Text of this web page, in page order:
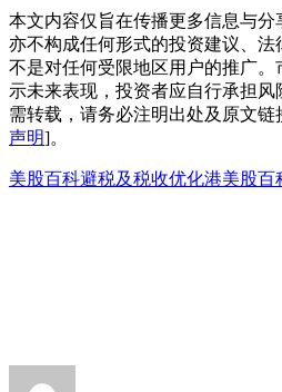
本文内容仅旨在传播更多信息与分
亦不构成任何形式的投资建议、
不是对任何受限地区用户的推广
示未来表现，投资者应自行承担
需转载，请务必注明出处及原文
声明]。
美股百科避税及税收优化港美股百